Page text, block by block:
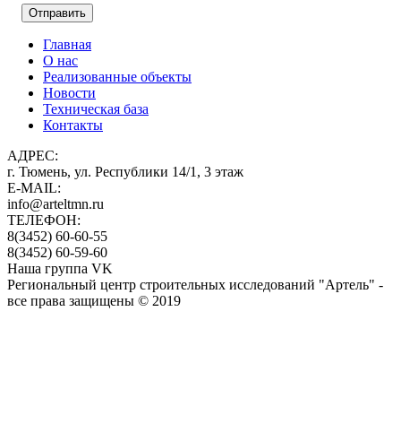
Главная
О нас
Реализованные объекты
Новости
Техническая база
Контакты
АДРЕС:
г. Тюмень, ул. Республики 14/1, 3 этаж
E-MAIL:
info@arteltmn.ru
ТЕЛЕФОН:
8(3452) 60-60-55
8(3452) 60-59-60
Наша группа VK
Региональный центр строительных исследований "Артель" -
все права защищены © 2019